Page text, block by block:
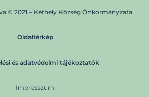
© 2021 – Kéthely Község Önkormányzata
Oldaltérkép
és adatvédelmi tájékoztatók
Impresszum